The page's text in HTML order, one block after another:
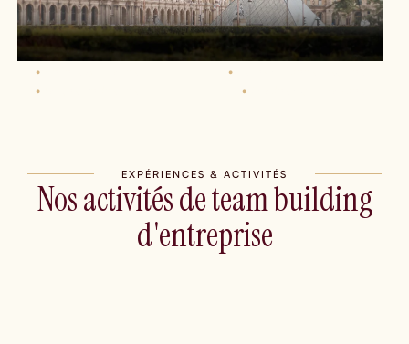
•Ateliers culinaires •
•Rallyes pédestres •
EXPÉRIENCES & ACTIVITÉS
Nos activités de team building
d'entreprise